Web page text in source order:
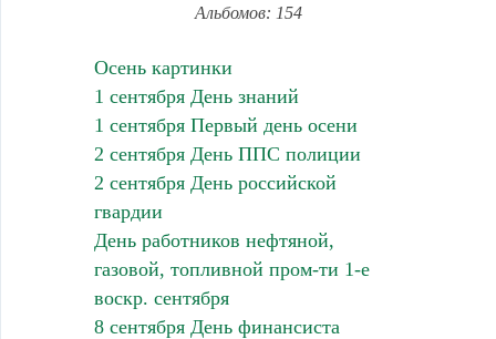
Альбомов: 154
Осень картинки
1 сентября День знаний
1 сентября Первый день осени
2 сентября День ППС полиции
2 сентября День российской
гвардии
День работников нефтяной,
газовой, топливной пром-ти 1-е
воскр. сентября
8 сентября День финансиста